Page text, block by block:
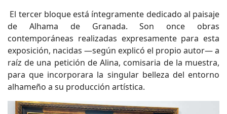
El tercer bloque está íntegramente dedicado al paisaje
de Alhama de Granada. Son once obras
contemporáneas realizadas expresamente para esta
exposición, nacidas —según explicó el propio autor— a
raíz de una petición de Alina, comisaria de la muestra,
para que incorporara la singular belleza del entorno
alhameño a su producción artística.